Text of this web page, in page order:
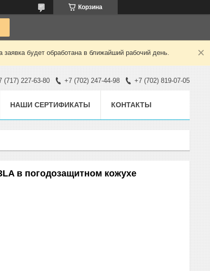
Корзина
будет обработана в ближайший рабочий день.
(717) 227-63-80 +7 (702) 247-44-98 +7 (702) 819-07-05
НАШИ СЕРТИФИКАТЫ КОНТАКТЫ
в погодозащитном кожухе